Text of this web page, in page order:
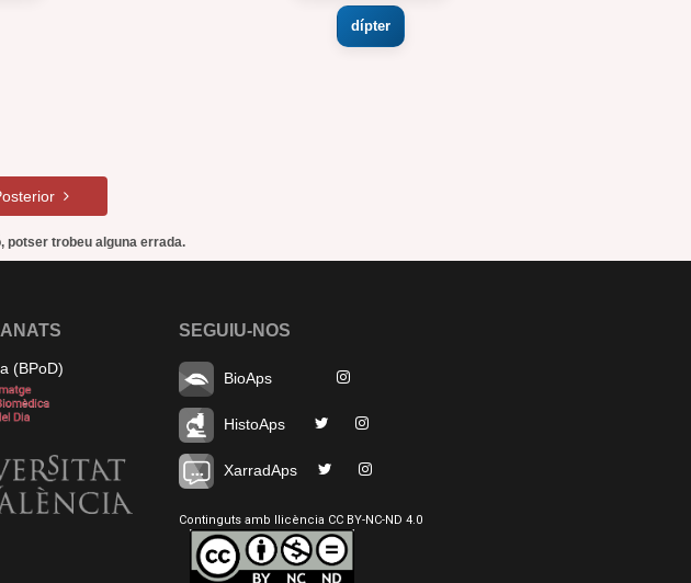
dípter
potser trobeu alguna errada.
(BPoD)
SEGUIU-NOS
BioAps
HistoAps
XarradAps
Continguts amb llicència CC BY-NC-ND 4.0